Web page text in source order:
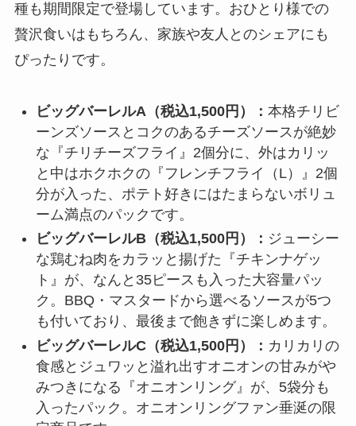
種も期間限定で登場しています。おひとり様での
贅沢食いはもちろん、家族や友人とのシェアにも
ぴったりです。
ビッグバーレルA（税込1,500円）： 本格チリビ
ーンズソースとコクのあるチーズソースが絶妙
な『チリチーズフライ』2個分に、外はカリッ
と中はホクホクの『フレンチフライ（L）』2個
分が入った、ポテト好きにはたまらないボリュ
ーム満点のパックです。
ビッグバーレルB（税込1,500円）： ジューシー
な鶏むね肉をカラッと揚げた『チキンナゲッ
ト』が、なんと35ピースも入った大容量パッ
ク。BBQ・マスタードから選べるソースが5つ
も付いており、最後まで飽きずに楽しめます。
ビッグバーレルC（税込1,500円）： カリカリの
食感とジュワッと溢れ出すオニオンの甘みがや
みつきになる『オニオンリング』が、5袋分も
入ったパック。オニオンリングファン垂涎の限